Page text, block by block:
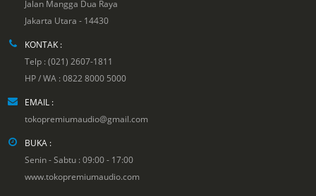
Jalan Mangga Dua Raya
Jakarta Utara - 14430
KONTAK :
Telp : (021) 2607-1811
HP / WA : 0822 8000 5000
EMAIL :
tokopremiumaudio@gmail.com
BUKA :
Senin - Sabtu : 09:00 - 17:00
www.tokopremiumaudio.com